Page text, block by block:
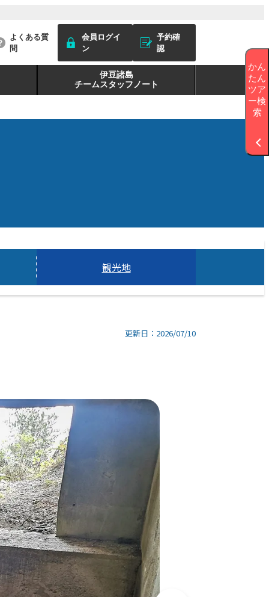
よくある質
問
会員ログイ
ン
予約確
認
伊豆諸島
チームスタッフノート
観光地
更新日：2026/07/10
かん
たん
ツア
ー検
索